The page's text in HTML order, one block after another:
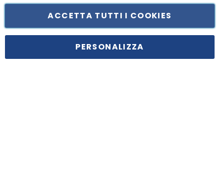
Principe di Piemonte 199, cap. 80026 Casoria (NA) - C.F. 05834470634 -
ACCETTA TUTTI I COOKIES
PERSONALIZZA